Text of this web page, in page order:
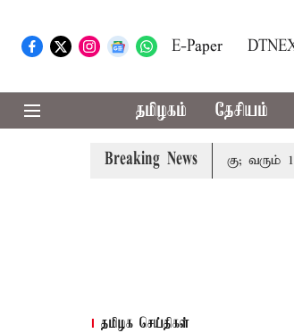
E-Paper
தமிழகம் தேசியம்
Breaking News
அரசுப்பணி வழக்கு; வரும்
தமிழக செய்திகள்